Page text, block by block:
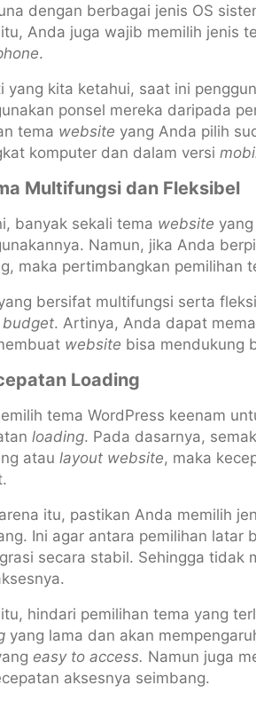
dengan berbagai jenis OS
Anda juga wajib memilih jenis
.
yang kita ketahui, saat ini
ponsel mereka daripada
tema website yang Anda pilih
komputer dan dalam versi
Multifungsi dan Fleksibel
banyak sekali tema website
Namun, jika Anda
maka pertimbangkan pemilihan
bersifat multifungsi serta
budget. Artinya, Anda dapat
website bisa mendukung
Loading
tema WordPress keenam
loading. Pada dasarnya,
atau layout website, maka
itu, pastikan Anda memilih
Ini agar antara pemilihan
secara stabil. Sehingga tidak
hindari pemilihan tema yang
yang lama dan akan
easy to access. Namun juga
aksesnya seimbang.